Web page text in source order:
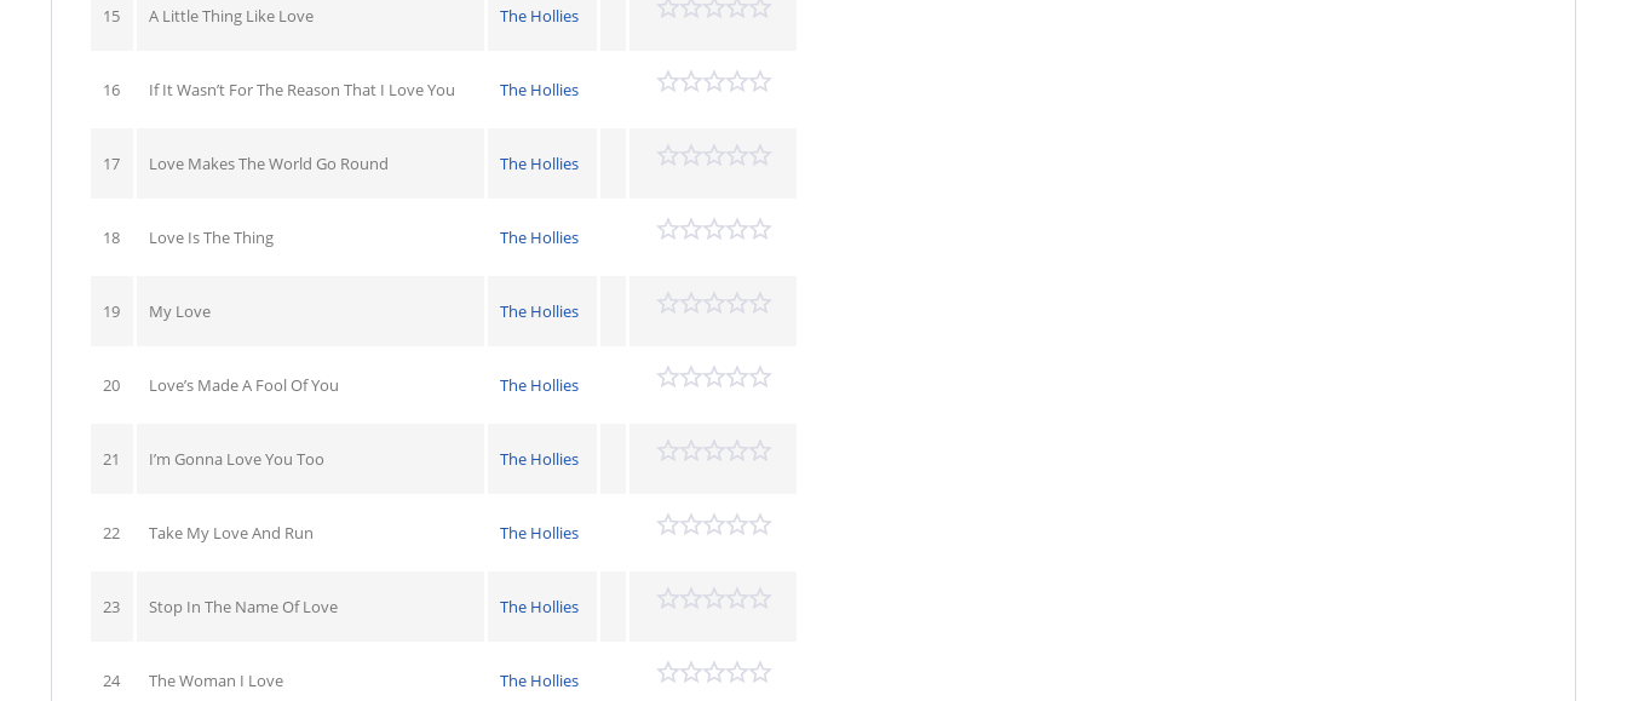
15 A Little Thing Like Love The Hollies
16 If It Wasn’t For The Reason That I Love You The Hollies
17 Love Makes The World Go Round The Hollies
18 Love Is The Thing The Hollies
19 My Love The Hollies
20 Love’s Made A Fool Of You The Hollies
21 I’m Gonna Love You Too The Hollies
22 Take My Love And Run The Hollies
23 Stop In The Name Of Love The Hollies
24 The Woman I Love The Hollies